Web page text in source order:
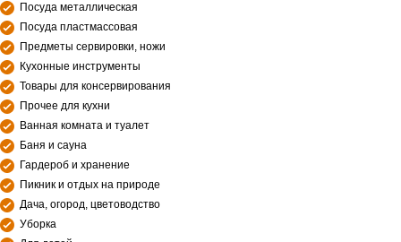
Посуда металлическая
Посуда пластмассовая
Предметы сервировки, ножи
Кухонные инструменты
Товары для консервирования
Прочее для кухни
Ванная комната и туалет
Баня и сауна
Гардероб и хранение
Пикник и отдых на природе
Дача, огород, цветоводство
Уборка